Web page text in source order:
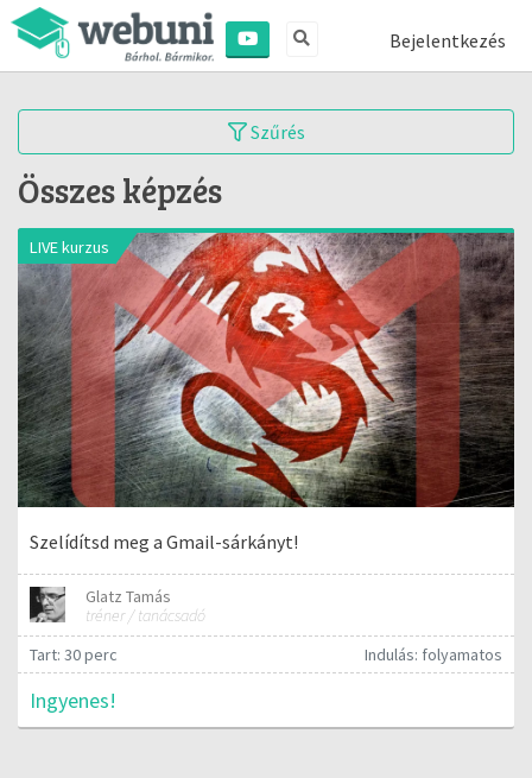
Bejelentkezés
Szűrés
Összes képzés
LIVE kurzus
Szelídítsd meg a Gmail-sárkányt!
Glatz Tamás
tréner / tanácsadó
Tart: 30 perc
Indulás: folyamatos
Ingyenes!